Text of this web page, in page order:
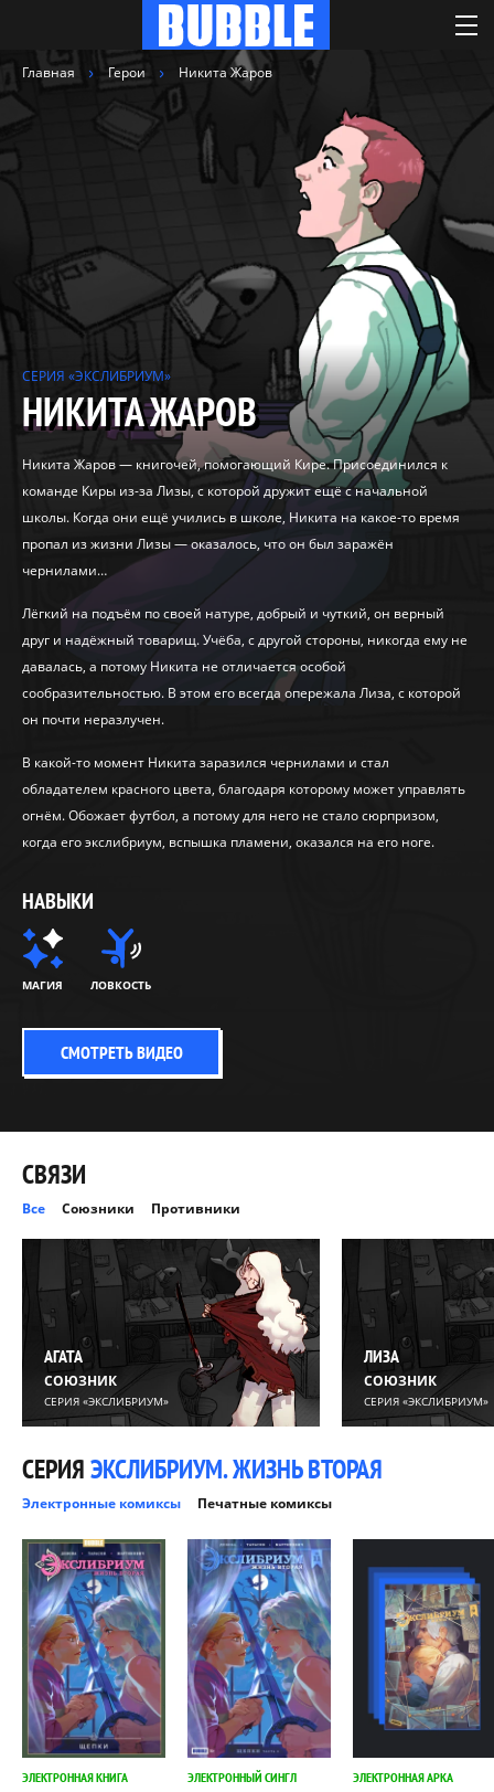
Главная Герои Никита Жаров
СЕРИЯ «ЭКСЛИБРИУМ»
НИКИТА ЖАРОВ
Никита Жаров — книгочей, помогающий Кире. Присоединился к
команде Киры из-за Лизы, с которой дружит ещё с начальной
школы. Когда они ещё учились в школе, Никита на какое-то время
пропал из жизни Лизы — оказалось, что он был заражён
чернилами…
Лёгкий на подъём по своей натуре, добрый и чуткий, он верный
друг и надёжный товарищ. Учёба, с другой стороны, никогда ему не
давалась, а потому Никита не отличается особой
сообразительностью. В этом его всегда опережала Лиза, с которой
он почти неразлучен.
В какой-то момент Никита заразился чернилами и стал
обладателем красного цвета, благодаря которому может управлять
огнём. Обожает футбол, а потому для него не стало сюрпризом,
когда его экслибриум, вспышка пламени, оказался на его ноге.
НАВЫКИ
МАГИЯ ЛОВКОСТЬ
СМОТРЕТЬ ВИДЕО
СВЯЗИ
Все Союзники Противники
АГАТА
СОЮЗНИК
СЕРИЯ «ЭКСЛИБРИУМ»
ЛИЗА
СОЮЗНИК
СЕРИЯ «ЭКСЛИБРИУМ»
СЕРИЯЭКСЛИБРИУМ. ЖИЗНЬ ВТОРАЯ
Электронные комиксы Печатные комиксы
ЭЛЕКТРОННАЯ КНИГА ЭЛЕКТРОННЫЙ СИНГЛ ЭЛЕКТРОННАЯ АРКА